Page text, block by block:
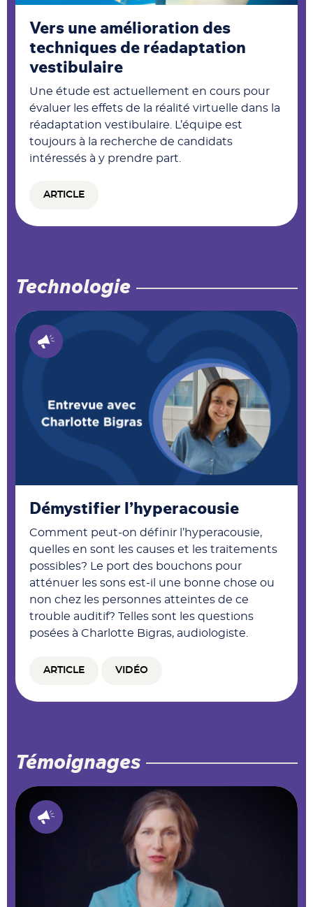
Vers une amélioration des
techniques de réadaptation
vestibulaire
Une étude est actuellement en cours pour
évaluer les effets de la réalité virtuelle dans la
réadaptation vestibulaire. L’équipe est
toujours à la recherche de candidats
intéressés à y prendre part.
ARTICLE
Technologie
Démystifier l’hyperacousie
Comment peut-on définir l’hyperacousie,
quelles en sont les causes et les traitements
possibles? Le port des bouchons pour
atténuer les sons est-il une bonne chose ou
non chez les personnes atteintes de ce
trouble auditif? Telles sont les questions
posées à Charlotte Bigras, audiologiste.
ARTICLE VIDÉO
Témoignages